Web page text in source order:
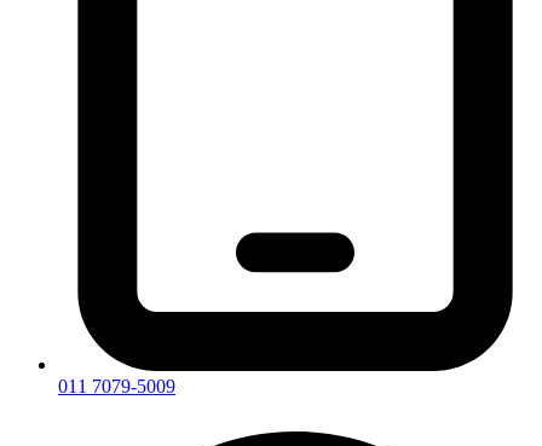
011 7079-5009